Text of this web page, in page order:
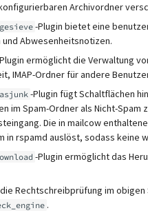
Archivordner
-Plugin bietet eine
Abwesenheitsnotizen.
ermöglicht die Verwaltung
IMAP-Ordner für andere
-Plugin fügt Schaltflächen
im Spam-Ordner als Nicht-
Die in mailcow
in rspamd auslöst, sodass
-Plugin ermöglicht das
die Rechtschreibprüfung im
.